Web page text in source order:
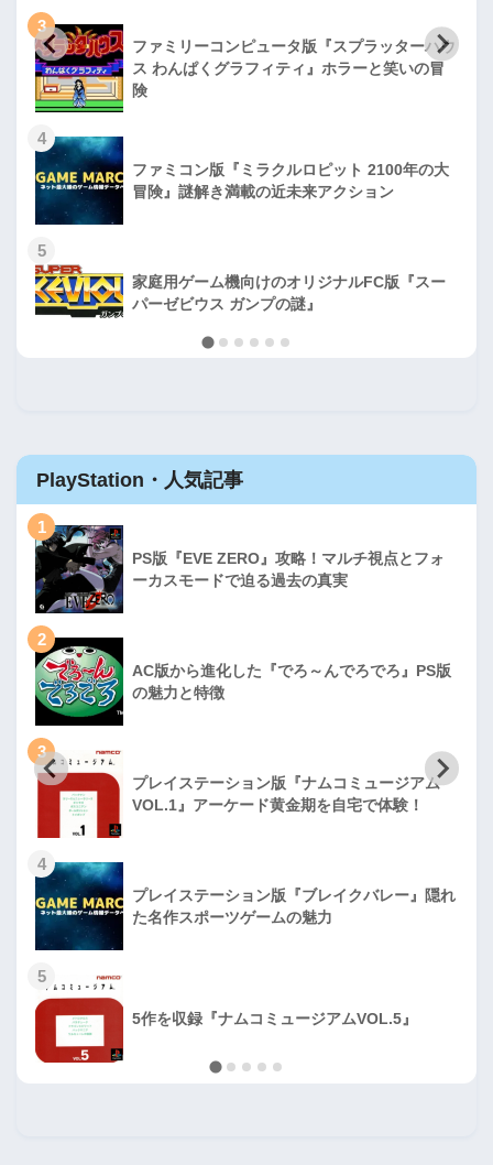
3
ファミリーコンピュータ版『スプラッターハウ
ス わんぱくグラフィティ』ホラーと笑いの冒
険
4
ファミコン版『ミラクルロピット 2100年の大
冒険』謎解き満載の近未来アクション
5
家庭用ゲーム機向けのオリジナルFC版『スー
パーゼビウス ガンプの謎』
PlayStation・人気記事
1
PS版『EVE ZERO』攻略！マルチ視点とフォ
ーカスモードで迫る過去の真実
2
AC版から進化した『でろ～んでろでろ』PS版
の魅力と特徴
3
プレイステーション版『ナムコミュージアム
VOL.1』アーケード黄金期を自宅で体験！
4
プレイステーション版『ブレイクバレー』隠れ
た名作スポーツゲームの魅力
5
5作を収録『ナムコミュージアムVOL.5』